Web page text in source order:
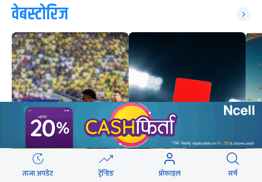
वेबस्टोरिज
विश्वकप अपडेट : कतारको
विश्वकप २०२६ : उद्घाटन
ताजा अपडेट ट्रेन्डिङ प्रोफाइल सर्च